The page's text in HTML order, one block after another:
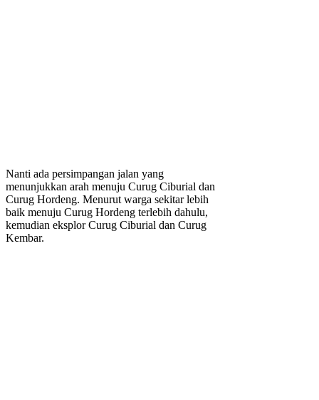
Nanti ada persimpangan jalan yang
menunjukkan arah menuju Curug Ciburial dan
Curug Hordeng. Menurut warga sekitar lebih
baik menuju Curug Hordeng terlebih dahulu,
kemudian eksplor Curug Ciburial dan Curug
Kembar.